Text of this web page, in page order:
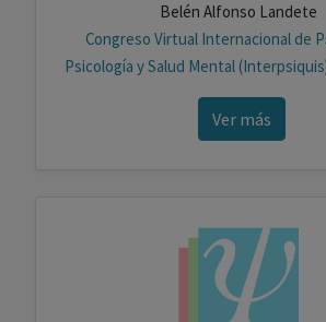
Belén Alfonso Landete
Congreso Virtual Internacional de
Psicología y Salud Mental
Ver más